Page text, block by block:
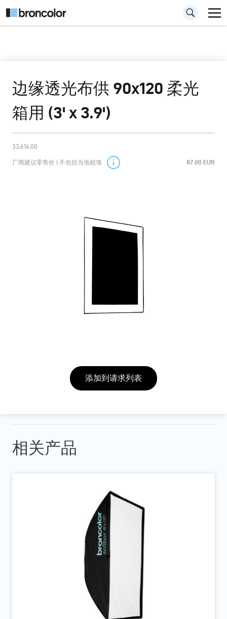
边缘透光布供 90x120 柔光
箱用 (3' x 3.9')
33.614.00
厂商建议零售价 | 不包括当地税项 87.00 EUR
添加到请求列表
相关产品